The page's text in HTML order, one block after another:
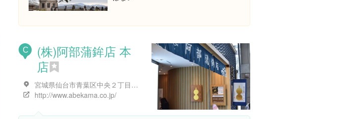
C
(株)阿部蒲鉾店 本
店
宮城県仙台市青葉区中央２丁目３-１８ 阿部蒲鉾店本社ビル
http://www.abekama.co.jp/